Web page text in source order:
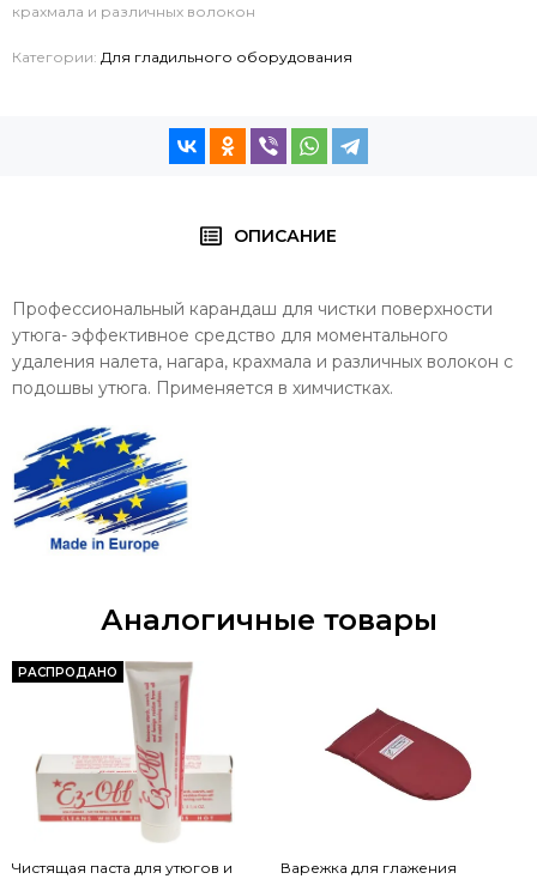
крахмала и различных волокон
Категории: Для гладильного оборудования
ОПИСАНИЕ
Профессиональный карандаш для чистки поверхности
утюга- эффективное средство для моментального
удаления налета, нагара, крахмала и различных волокон с
подошвы утюга. Применяется в химчистках.
Аналогичные товары
РАСПРОДАНО
Чистящая паста для утюгов и
Варежка для глажения